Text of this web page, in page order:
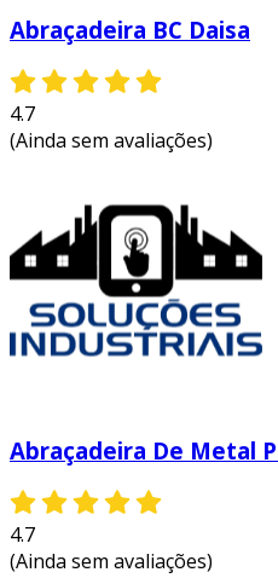
Abraçadeira BC Daisa
4.7
(Ainda sem avaliações)
Abraçadeira De Metal
4.7
(Ainda sem avaliações)